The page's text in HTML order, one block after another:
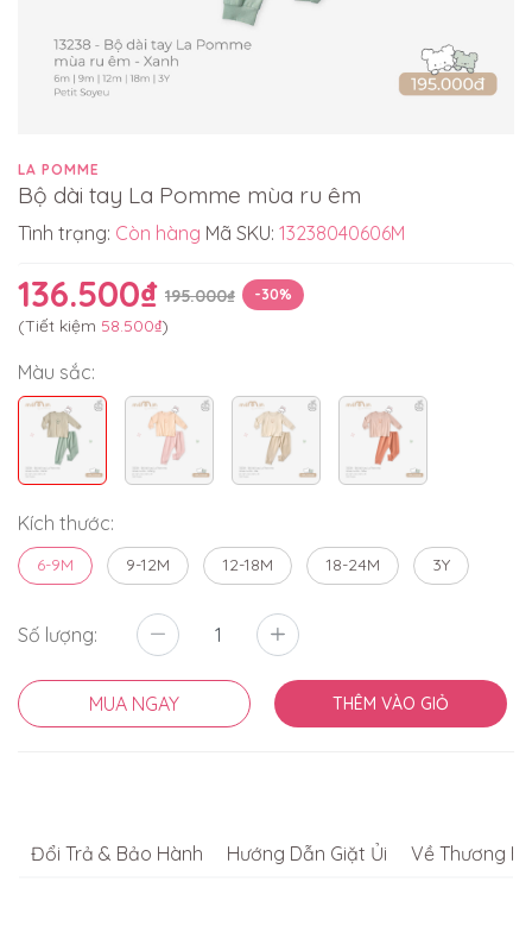
LA POMME
Bộ dài tay La Pomme mùa ru êm
Tình trạng: Còn hàng Mã SKU: 13238040606M
136.500₫ 195.000₫ -30%
(Tiết kiệm 58.500₫)
Màu sắc:
Kích thước:
6-9M 9-12M 12-18M 18-24M 3Y
Số lượng:
MUA NGAY THÊM VÀO GIỎ
Đổi Trả & Bảo Hành Hướng Dẫn Giặt Ủi Về Thương